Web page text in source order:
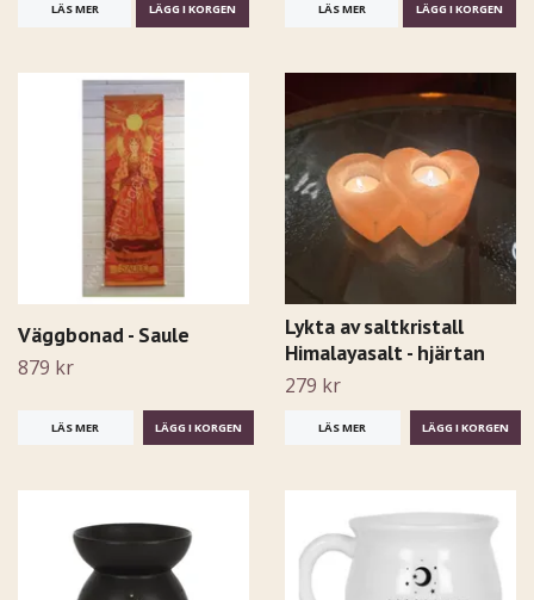
LÄS MER LÄGG I KORGEN LÄS MER LÄGG I KORGEN
Väggbonad - Saule
879 kr
LÄS MER
Lykta av saltkristall
Himalayasalt - hjärtan
279 kr
LÄS MER